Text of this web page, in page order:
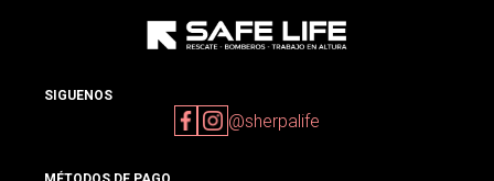
SIGUENOS
@sherpalife